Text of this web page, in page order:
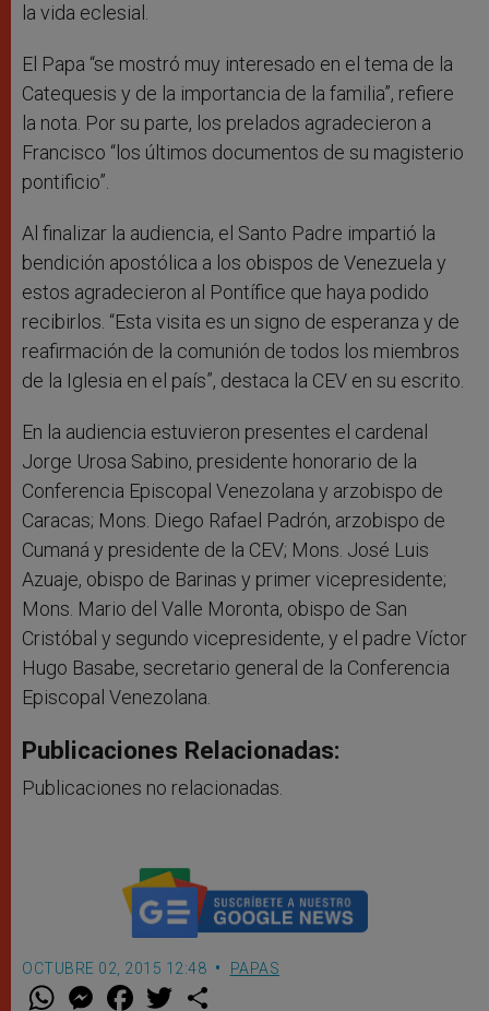
la vida eclesial.
El Papa “se mostró muy interesado en el tema de la
Catequesis y de la importancia de la familia”, refiere
la nota. Por su parte, los prelados agradecieron a
Francisco “los últimos documentos de su magisterio
pontificio”.
Al finalizar la audiencia, el Santo Padre impartió la
bendición apostólica a los obispos de Venezuela y
estos agradecieron al Pontífice que haya podido
recibirlos. “Esta visita es un signo de esperanza y de
reafirmación de la comunión de todos los miembros
de la Iglesia en el país”, destaca la CEV en su escrito.
En la audiencia estuvieron presentes el cardenal
Jorge Urosa Sabino, presidente honorario de la
Conferencia Episcopal Venezolana y arzobispo de
Caracas; Mons. Diego Rafael Padrón, arzobispo de
Cumaná y presidente de la CEV; Mons. José Luis
Azuaje, obispo de Barinas y primer vicepresidente;
Mons. Mario del Valle Moronta, obispo de San
Cristóbal y segundo vicepresidente, y el padre Víctor
Hugo Basabe, secretario general de la Conferencia
Episcopal Venezolana.
Publicaciones Relacionadas:
Publicaciones no relacionadas.
OCTUBRE 02, 2015 12:48 PAPAS
W M
e
F
a w